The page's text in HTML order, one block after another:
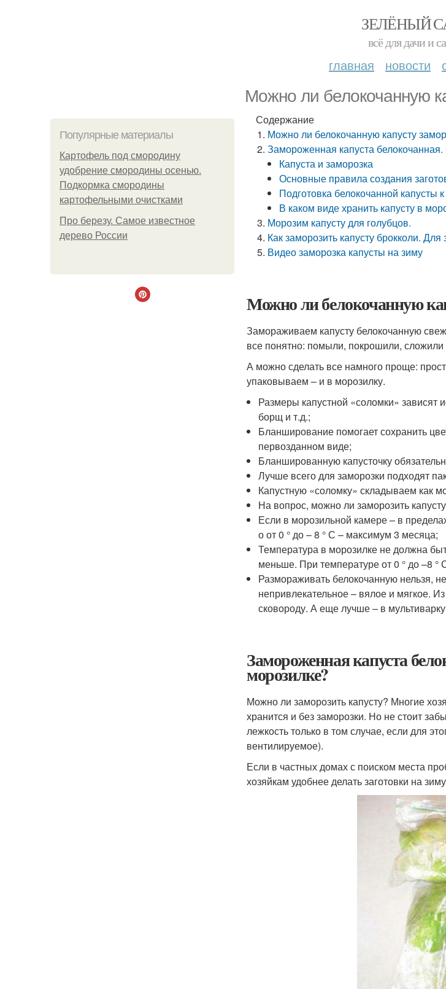
ЗЕЛЁНЫЙ
всё для дачи и
главная новости
Можно ли белокочанную
Популярные материалы
Картофель под смородину
удобрение смородины осенью.
Подкормка смородины
картофельными очистками
Про березу. Самое известное
дерево России
Содержание
Можно ли белокочанную капусту
Замороженная капуста
Капуста и заморозка
Основные правила создания
Подготовка белокочанной капусты
В каком виде хранить капусту в
Морозим капусту для голубцов.
Как заморозить капусту брокколи.
Видео заморозка капусты на зиму
Можно ли белокочанную
Замораживаем капусту белокочанную
все понятно: помыли, покрошили,
А можно сделать все намного проще:
упаковываем – и в морозилку.
Размеры капустной «соломки» зависят
борщ и т.д.;
Бланширование помогает сохранить
первозданном виде;
Бланшированную капусточку
Лучше всего для заморозки подходят
Капустную «соломку» складываем как
На вопрос, можно ли заморозить
Если в морозильной камере – в
о от 0 ° до – 8 ° С – максимум 3 месяца;
Температура в морозилке не должна
меньше. При температуре от 0 ° до –8
Размораживать белокочанную нельзя,
непривлекательное – вялое и мягкое.
сковороду. А еще лучше – в
Замороженная капуста
морозилке?
Можно ли заморозить капусту? Многие
хранится и без заморозки. Но не стоит
лежкость только в том случае, если для
вентилируемое).
Если в частных домах с поиском места
хозяйкам удобнее делать заготовки на